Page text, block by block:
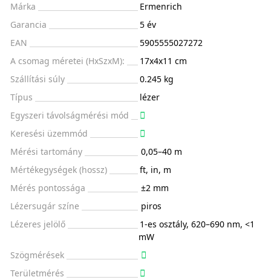
Márka
Ermenrich
Garancia
5 év
EAN
5905555027272
A csomag méretei (HxSzxM):
17x4x11 cm
Szállítási súly
0.245 kg
Típus
lézer
Egyszeri távolságmérési mód
Keresési üzemmód
Mérési tartomány
0,05–40 m
Mértékegységek (hossz)
ft, in, m
Mérés pontossága
±2 mm
Lézersugár színe
piros
Lézeres jelölő
1-es osztály, 620–690 nm, <1
mW
Szögmérések
Területmérés